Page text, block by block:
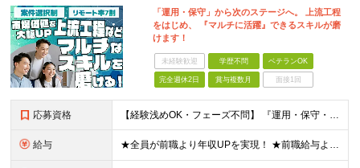
「運用・保守」から次のステージへ。 上流工程
をはじめ、 『マルチに活躍』できるスキルが磨
けます！
未経験歓迎 学歴不問 ベテランOK
完全週休2日 賞与複数月 面接1回
応募資格 【経験浅めOK・フェーズ不問】 『運用・保守・監視の経験しかないが、設計構築へキャリアチェンジしたい！』 『将来が見えないので、マルチなスキルを身につけたい！』 などなど、今のフェーズに悩む『意欲が
給与 ★全員が前職より年収UPを実現！ ★前職給与より120％アップ実績あり ★前職給与を最大限に考慮 ★入社4年目で年収800万円の社員も在籍！ 年俸336万円～880万円（1/12を毎月支給）＋インセ